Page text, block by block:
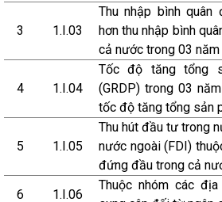
3 1.I.03
Thu nhập bình
hơn thu nhập bình
cả nước trong 03
4 1.I.04
Tốc độ tăng tổng
(GRDP) trong 03
tốc độ tăng tổng sản
5 1.I.05
Thu hút đầu tư trong
nước ngoài (FDI)
đứng đầu trong cả
6
1.I.06
Thuộc nhóm các